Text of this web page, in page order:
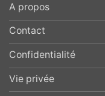
A propos
Contact
Confidentialité
Vie privée